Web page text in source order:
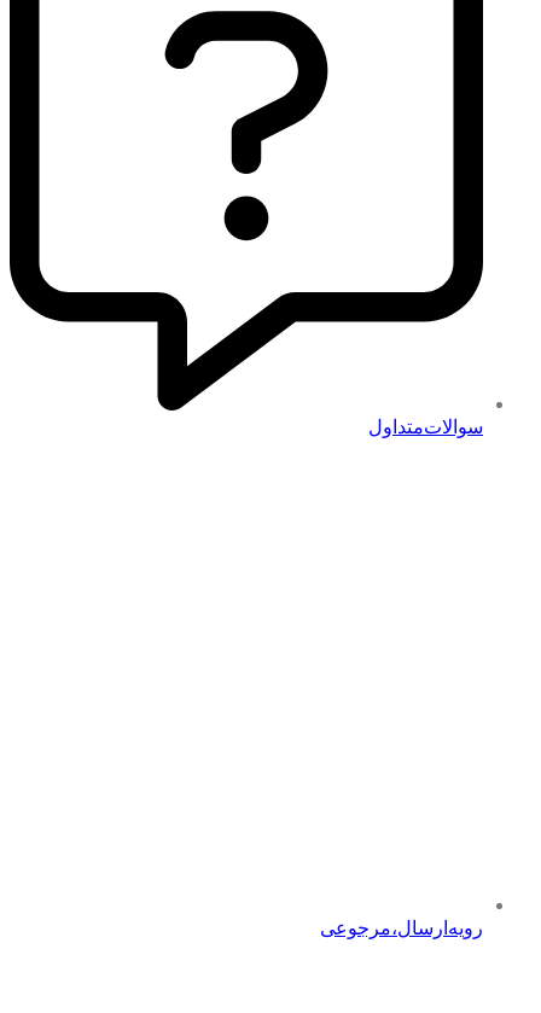
سوالات‌متداول
رویه‌ارسال،مرجوعی